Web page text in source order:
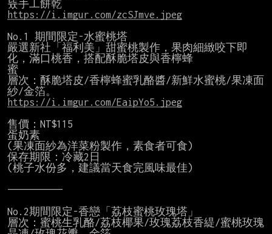
https://i.imgur.com/zcSJmve.jpeg
No.1 期間限定-水蜜桃塔
嚴選新社「福利美」甜蜜桃製作，果肉細緻咬下即
化，滿口桃香，搭配酥脆塔皮與香檸蜂
蜜
層次：酥脆塔皮/香檸蜂蜜乳酪醬/新鮮水蜜桃/果凍面
https://i.imgur.com/EaipYo5.jpeg
售價：NT$115
蛋奶素
(果凍面紗為洋菜粉製作，素食者可食)
保存期限：冷藏2日
(桃子水份多，建議當天食完風味最佳)
——————————
No.2期間限定-香戀「荔枝蜜桃玫瑰塔」
層次：蜜桃生乳酪/荔枝椰果/玫瑰荔枝香緹/蜜桃玫瑰